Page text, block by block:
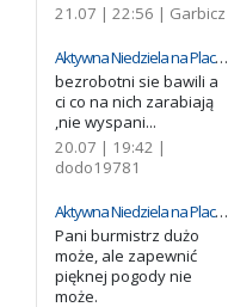
21.07 | 22:56 | Garbicz
Aktywna Niedziela na Placu Bohaterów. Były sportowe atrakcje, kino plenerowe i wspólne kibicowanie (foto)
bezrobotni sie bawili a
ci co na nich zarabiają
,nie wyspani...
20.07 | 19:42 |
dodo19781
Aktywna Niedziela na Placu Bohaterów. Były sportowe atrakcje, kino plenerowe i wspólne kibicowanie (foto)
Pani burmistrz dużo
może, ale zapewnić
pięknej pogody nie
może.